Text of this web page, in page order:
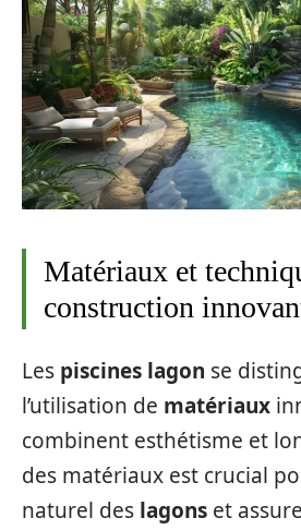
Matériaux et
construction
Les piscines lagon se
l’utilisation de matériaux
combinent esthétisme et
des matériaux est crucial
naturel des lagons et